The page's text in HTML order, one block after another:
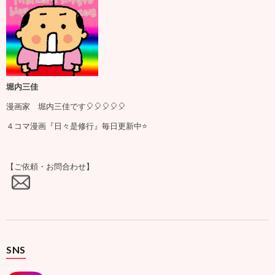
堀内三佳
漫画家 堀内三佳です🎈🎈🎈🎈🎈
４コマ漫画『日々是修行』毎日更新中⭐️
【ご依頼・お問合わせ】
SNS